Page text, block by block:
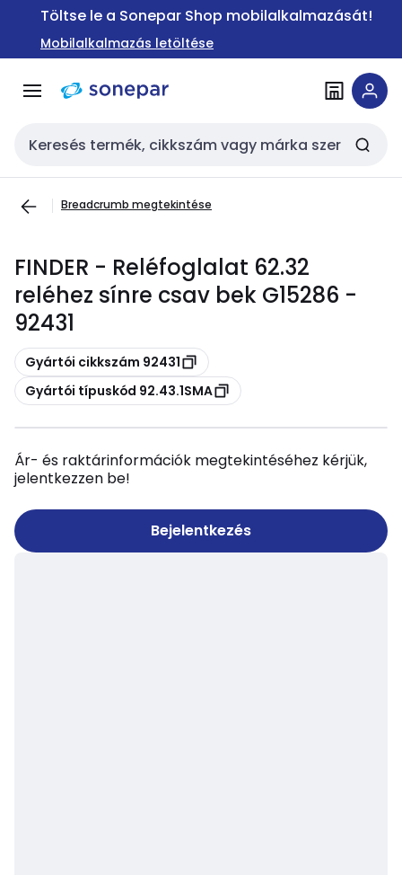
Ugrás a
Ugrás a
tartalomra
Töltse le a Sonepar Shop mobilalkalmazását!
Mobilalkalmazás letöltése
Keresési bemenet
Breadcrumb megtekintése
FINDER - Reléfoglalat 62.32
reléhez sínre csav bek G15286 -
92431
Másolás
Gyártói cikkszám 92431
Másolás
Gyártói típuskód 92.43.1SMA
Ár- és raktárinformációk megtekintéséhez kérjük,
jelentkezzen be!
Bejelentkezés